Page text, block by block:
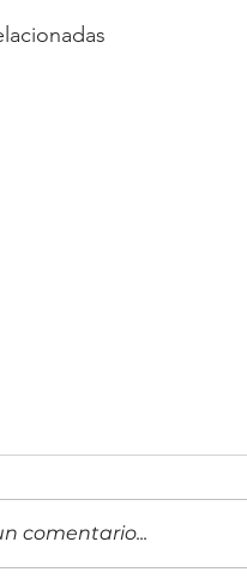
comentario...